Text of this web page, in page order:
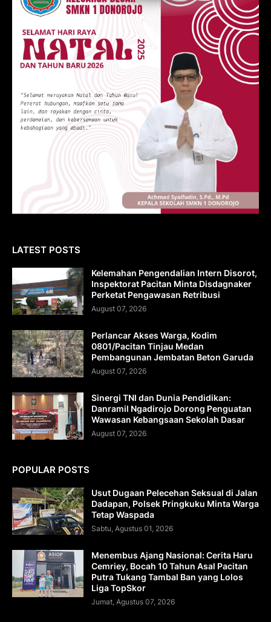
LATEST POSTS
Kelemahan Pengendalian Intern Disorot,
Inspektorat Pacitan Minta Disdagnaker
Perketat Pengawasan Retribusi
August 07, 2026
Perlancar Akses Warga, Kodim
0801/Pacitan Tinjau Medan
Pembangunan Jembatan Beton Garuda
August 07, 2026
Sinergi TNI dan Dunia Pendidikan:
Danramil Ngadirojo Dorong Penguatan
Wawasan Kebangsaan Sekolah Dasar
August 07, 2026
POPULAR POSTS
Usut Dugaan Pelecehan Seksual di Jalan
Dadapan, Polsek Pringkuku Minta Warga
Tetap Waspada
Sabtu, Agustus 01, 2026
Menembus Ajang Nasional: Cerita Haru
Cemriey, Bocah 10 Tahun Asal Pacitan
Putra Tukang Tambal Ban yang Lolos
Liga TopSkor
Jumat, Agustus 07, 2026